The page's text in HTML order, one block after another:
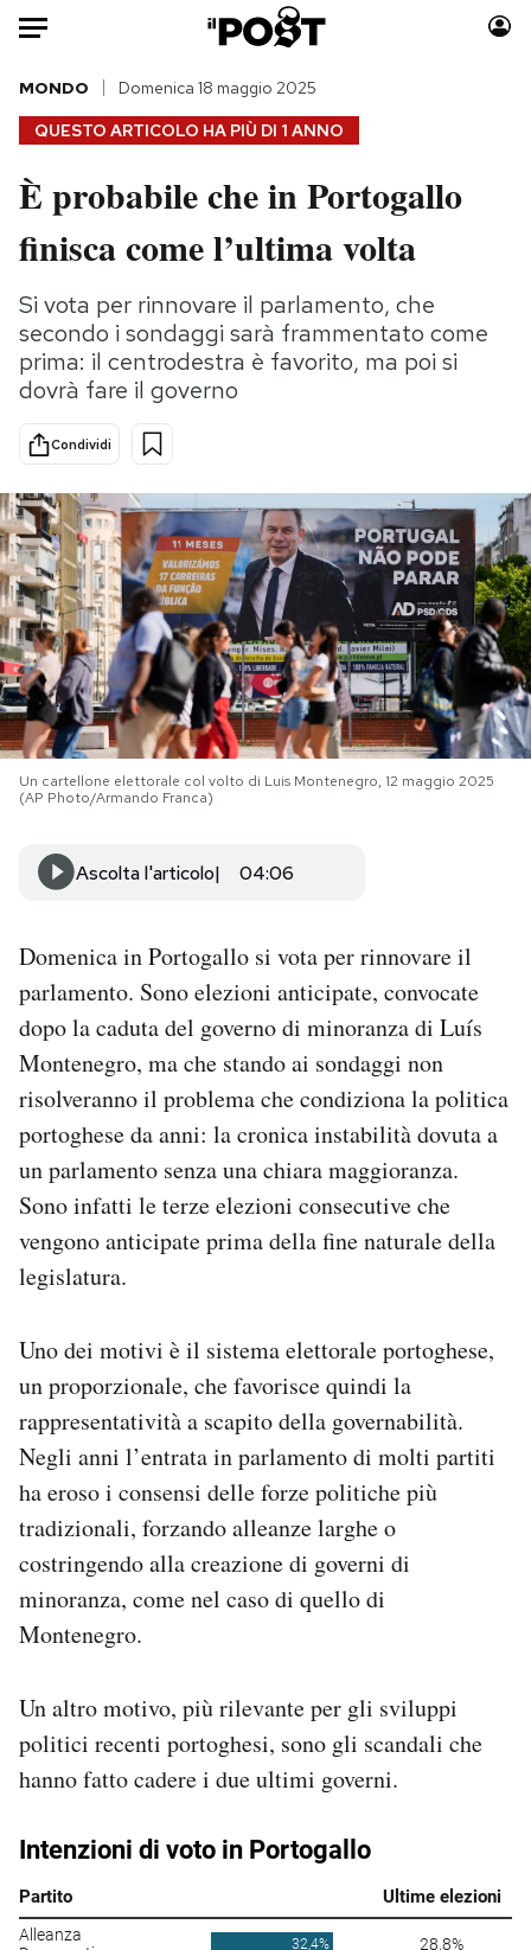
Auto
HOME
Italia
Politica
Tecnologia
Internet
Scienza
Cultura
Economia
Moda
Consumismi
Storie/Idee
Ok Boomer!
Media
PODCAST
NEWSLETTER
I MIEI PREFERITI
SHOP
CALENDARIO
AREA PERSONALE
Area Personale
Notifiche mobile
Regala il Post
Hai bisogno di aiuto?
Esci
QUESTO ARTICOLO HA PIÙ DI 1 ANNO
MONDO Domenica 18 maggio 2025
È probabile che in Portogallo
finisca come l’ultima volta
Si vota per rinnovare il parlamento, che
secondo i sondaggi sarà frammentato come
prima: il centrodestra è favorito, ma poi si
dovrà fare il governo
Condividi
Un cartellone elettorale col volto di Luis Montenegro, 12 maggio 2025
(AP Photo/Armando Franca)
Ascolta l'articolo 04:06
Domenica in Portogallo si vota per rinnovare il
parlamento. Sono elezioni anticipate, convocate
dopo la caduta del governo di minoranza di Luís
Montenegro, ma che stando ai sondaggi non
risolveranno il problema che condiziona la politica
portoghese da anni: la cronica instabilità dovuta a
un parlamento senza una chiara maggioranza.
Sono infatti le terze elezioni consecutive che
vengono anticipate prima della fine naturale della
legislatura.
Uno dei motivi è il sistema elettorale portoghese,
un proporzionale, che favorisce quindi la
rappresentatività a scapito della governabilità.
Negli anni l’entrata in parlamento di molti partiti
ha eroso i consensi delle forze politiche più
tradizionali, forzando alleanze larghe o
costringendo alla creazione di governi di
minoranza, come nel caso di quello di
Montenegro.
Un altro motivo, più rilevante per gli sviluppi
politici recenti portoghesi, sono gli scandali che
hanno fatto cadere i due ultimi governi.